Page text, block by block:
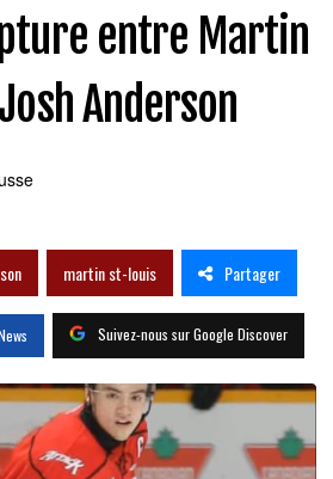
entre Martin
Anderson
martin st-louis Partager
Suivez-nous sur Google Discover